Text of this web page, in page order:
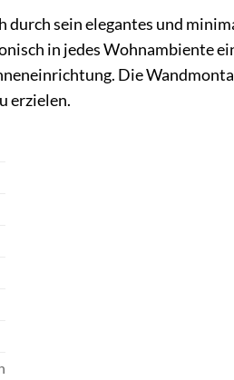
durch sein elegantes und
in jedes Wohnambiente
Die
erzielen.